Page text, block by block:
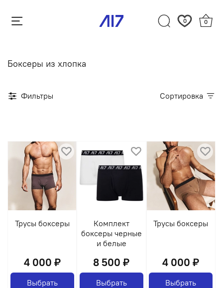
0 0
Боксеры из хлопка
Фильтры Сортировка
Трусы боксеры
4 000 ₽
Выбрать
Комплект
боксеры черные
и белые
8 500 ₽
Выбрать
Трусы боксеры
4 000 ₽
Выбрать